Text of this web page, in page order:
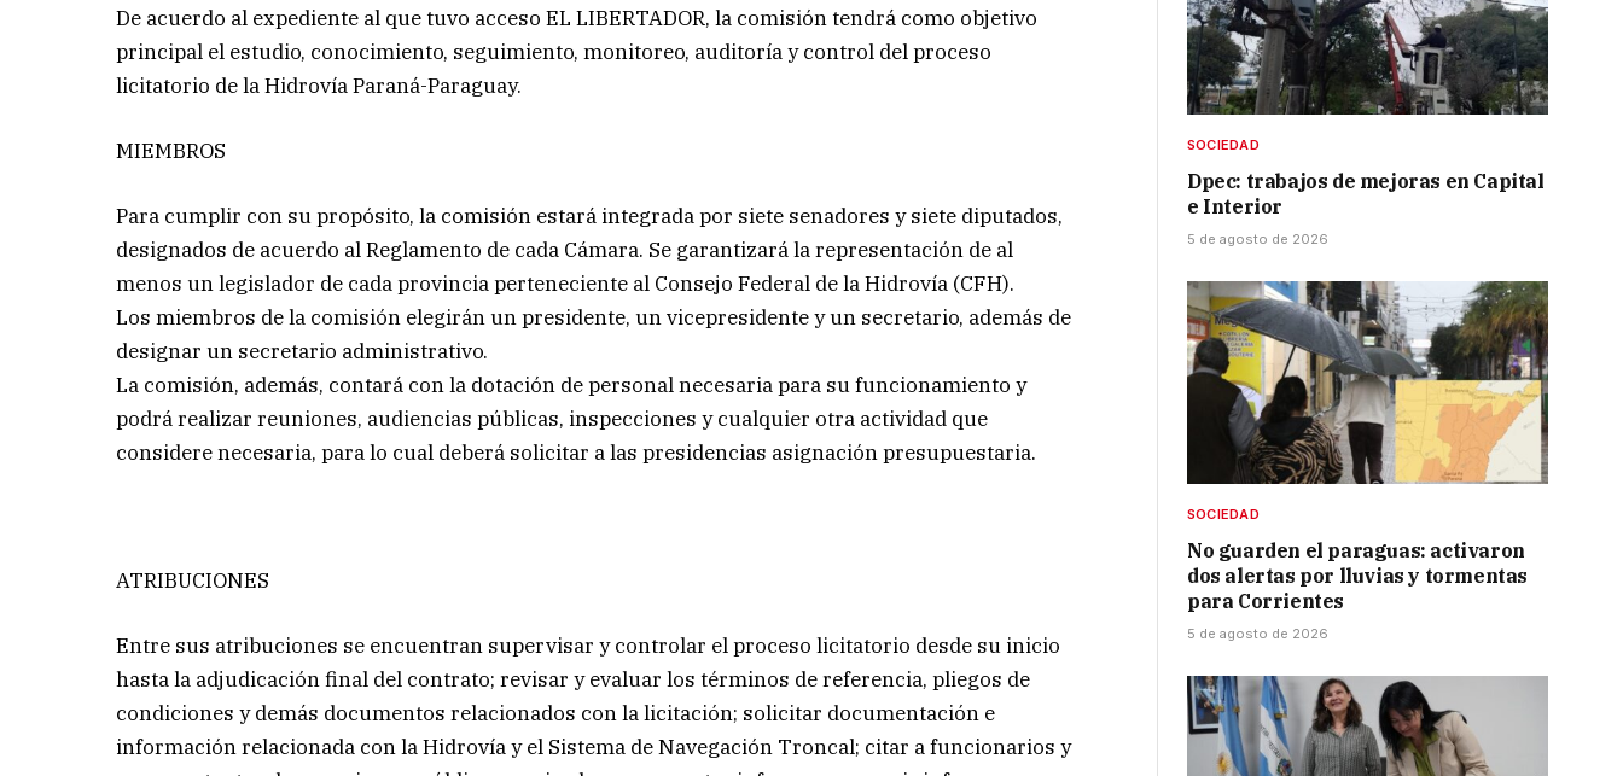
De acuerdo al expediente al que tuvo acceso EL LIBERTADOR, la comisión tendrá como objetivo
principal el estudio, conocimiento, seguimiento, monitoreo, auditoría y control del proceso
licitatorio de la Hidrovía Paraná-Paraguay.
MIEMBROS
Para cumplir con su propósito, la comisión estará integrada por siete senadores y siete diputados,
designados de acuerdo al Reglamento de cada Cámara. Se garantizará la representación de al
menos un legislador de cada provincia perteneciente al Consejo Federal de la Hidrovía (CFH).
Los miembros de la comisión elegirán un presidente, un vicepresidente y un secretario, además de
designar un secretario administrativo.
La comisión, además, contará con la dotación de personal necesaria para su funcionamiento y
podrá realizar reuniones, audiencias públicas, inspecciones y cualquier otra actividad que
considere necesaria, para lo cual deberá solicitar a las presidencias asignación presupuestaria.
ATRIBUCIONES
Entre sus atribuciones se encuentran supervisar y controlar el proceso licitatorio desde su inicio
hasta la adjudicación final del contrato; revisar y evaluar los términos de referencia, pliegos de
condiciones y demás documentos relacionados con la licitación; solicitar documentación e
información relacionada con la Hidrovía y el Sistema de Navegación Troncal; citar a funcionarios y
SOCIEDAD
Dpec: trabajos de mejoras en Capital
e Interior
5 de agosto de 2026
SOCIEDAD
No guarden el paraguas: activaron
dos alertas por lluvias y tormentas
para Corrientes
5 de agosto de 2026